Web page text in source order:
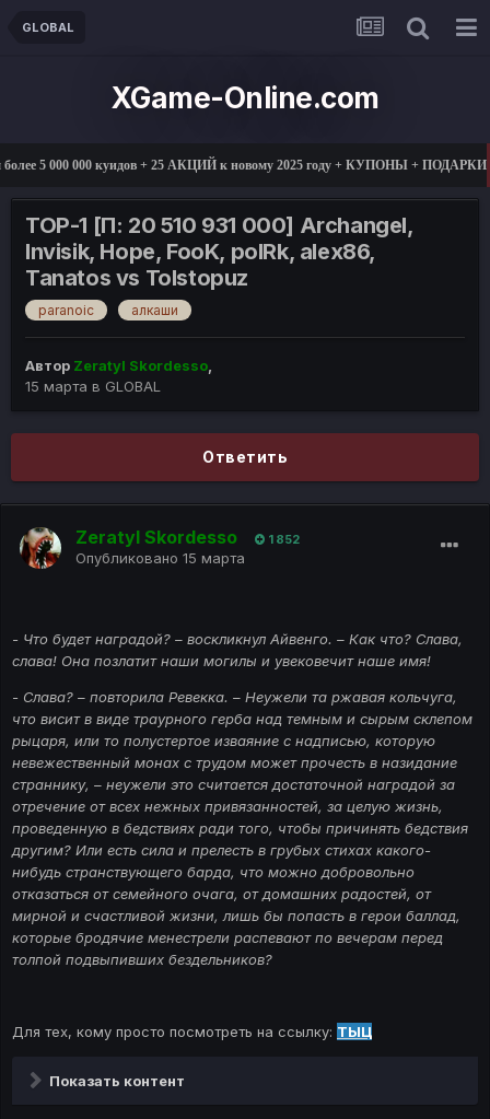
GLOBAL
XGame-Online.com
5 000 000 куидов + 25 АКЦИЙ к новому 2025 году + КУПОНЫ + ПОДАРКИ
TOP-1 [П: 20 510 931 000] Archangel,
Invisik, Hope, FooK, polRk, alex86,
Tanatos vs Tolstopuz
paranoic алкаши
Автор Zeratyl Skordesso,
15 марта в GLOBAL
Ответить
Zeratyl Skordesso 1 852
Опубликовано 15 марта
- Что будет наградой? – воскликнул Айвенго. – Как что? Слава,
слава! Она позлатит наши могилы и увековечит наше имя!
- Слава? – повторила Ревекка. – Неужели та ржавая кольчуга,
что висит в виде траурного герба над темным и сырым склепом
рыцаря, или то полустертое изваяние с надписью, которую
невежественный монах с трудом может прочесть в назидание
страннику, – неужели это считается достаточной наградой за
отречение от всех нежных привязанностей, за целую жизнь,
проведенную в бедствиях ради того, чтобы причинять бедствия
другим? Или есть сила и прелесть в грубых стихах какого-
нибудь странствующего барда, что можно добровольно
отказаться от семейного очага, от домашних радостей, от
мирной и счастливой жизни, лишь бы попасть в герои баллад,
которые бродячие менестрели распевают по вечерам перед
толпой подвыпивших бездельников?
Для тех, кому просто посмотреть на ссылку: ТЫЦ
Показать контент